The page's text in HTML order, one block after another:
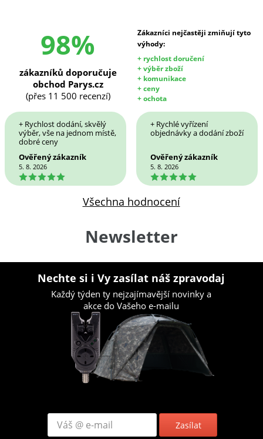
98%
Zákazníci nejčastěji zmiňují tyto
výhody:
+ rychlost doručení
+ výběr zboží
+ komunikace
+ ceny
+ ochota
zákazníků doporučuje
obchod Parys.cz
(přes 11 500 recenzí)
+ Rychlost dodání, skvělý
výběr, vše na jednom místě,
dobré ceny
Ověřený zákazník
5. 8. 2026
5
+ Rychlé vyřízení
objednávky a dodání zboží
Ověřený zákazník
5. 8. 2026
5
Všechna hodnocení
Newsletter
Nechte si i Vy zasílat náš zpravodaj
Každý týden ty nejzajímavější novinky a
akce do Vašeho e-mailu
Zasílat